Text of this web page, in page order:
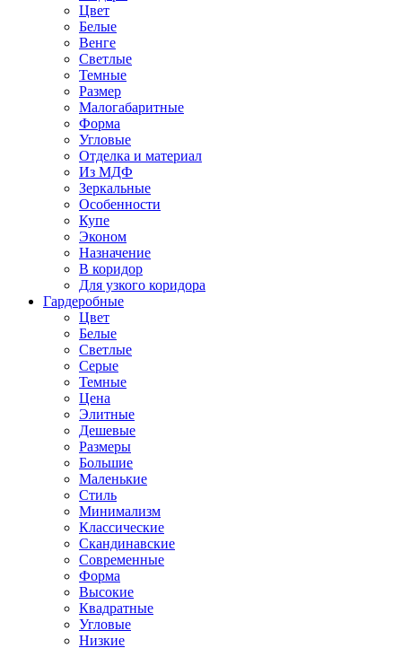
Цвет
Белые
Венге
Светлые
Темные
Размер
Малогабаритные
Форма
Угловые
Отделка и материал
Из МДФ
Зеркальные
Особенности
Купе
Эконом
Назначение
В коридор
Для узкого коридора
Гардеробные
Цвет
Белые
Светлые
Серые
Темные
Цена
Элитные
Дешевые
Размеры
Большие
Маленькие
Стиль
Минимализм
Классические
Скандинавские
Современные
Форма
Высокие
Квадратные
Угловые
Низкие